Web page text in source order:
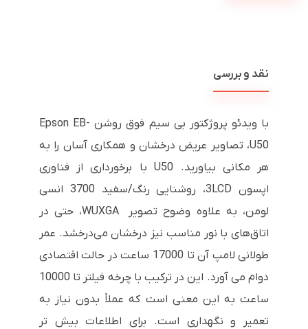
نقد و بررسی
با ویدئو پروژکتور بی سیم فوق روشن Epson EB-
U50، تصاویر عریض درخشان و همکاری آسان را به
هر مکانی بیاورید. U50 با برخورداری از فناوری
اپسون 3LCD، روشنایی رنگ/سفید 3700 انسی
لومن، به علاوه وضوح تصویر WUXGA، حتی در
اتاق‌های با نور مناسب نیز درخشان می‌درخشد. عمر
طولانی لامپ آن تا 17000 ساعت در حالت اقتصادی
دوام می آورد. این در ترکیب با چرخه فیلتر تا 10000
ساعت به این معنی است که عملاً بدون نیاز به
تعمیر و نگهداری است. برای اطلاعات بیش تر